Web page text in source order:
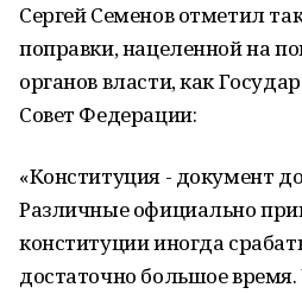
Сергей Семенов отметил
поправки, нацеленной на
органов власти, как
Совет Федерации:
«Конституция - документ
Различные официально
конституции иногда
достаточно большое время.